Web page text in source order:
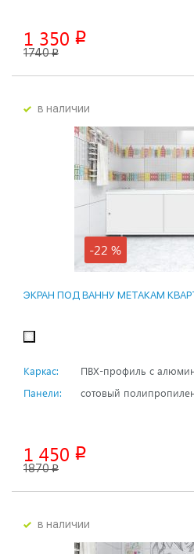
1 350 p
1740p
в наличии
-22 %
ЭКРАН ПОД ВАННУ МЕТАКАМ
Каркас:
ПВХ-профиль с
Панели:
сотовый
1 450 p
1870p
в наличии